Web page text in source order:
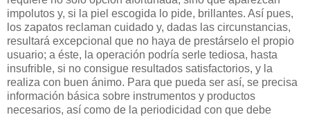
impolutos y, si la piel escogida lo pide, brillantes. Así pues,
los zapatos reclaman cuidado y, dadas las circunstancias,
resultará excepcional que no haya de prestárselo el propio
usuario; a éste, la operación podría serle tediosa, hasta
insufrible, si no consigue resultados satisfactorios, y la
realiza con buen ánimo. Para que pueda ser así, se precisa
información básica sobre instrumentos y productos
necesarios, así como de la periodicidad con que debe